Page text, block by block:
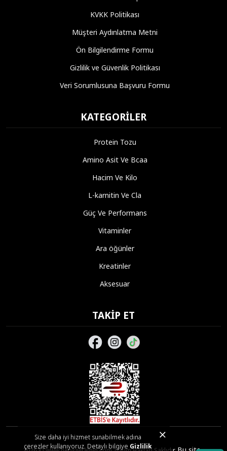
Size daha iyi hizmet sunabilmek adına
çerezler kullanıyoruz. Detaylı bilgiye Gizlilik
KVKK Politikası
Müşteri Aydınlatma Metni
Ön Bilgilendirme Formu
Gizlilik ve Güvenlik Politikası
Veri Sorumlusuna Başvuru Formu
KATEGORILER
Protein Tozu
Amino Asit Ve Bcaa
Hacim Ve Kilo
L-karnitin Ve Cla
Güç Ve Performans
Vitaminler
Ara öğünler
Kreatinler
Aksesuar
TAKIP ET